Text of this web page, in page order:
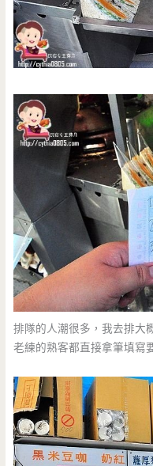
排隊的人潮很多，我去排大
老練的熟客都直接拿筆填寫